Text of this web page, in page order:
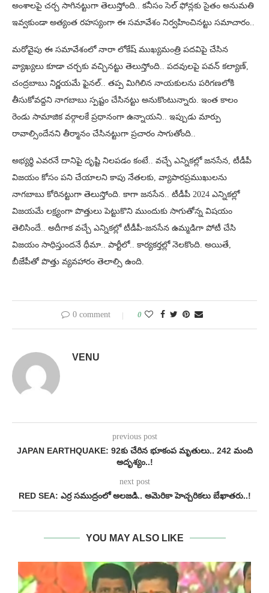
అంశాలపై చర్చ సాగినట్టుగా తెలుస్తోంది.. కనీసం సెల్ ఫోన్లకు సైతం అనుమతి
ఇవ్వకుండా అత్యంత రహస్యంగా ఈ సమావేశం నిర్వహించినట్టు సమాచారం..
మరోవైపు ఈ సమావేశంలో నారా లోకేష్ ముఖ్యమంత్రి పదవిపై చేసిన
వ్యాఖ్యలు కూడా చర్చకు వచ్చినట్టు తెలుస్తోంది.. పదవులపై పవన్ కల్యాణ్‌,
చంద్రబాబు నిర్ణయమే ఫైనల్.. తప్ప మిగిలిన నాయకులను పరిగణలోకి
తీసుకోవద్దని నాగబాబు స్పష్టం చేసినట్టు అనుకొంటున్నారు. ఇంత కాలం
రెండు సామాజిక వర్గాలకే ప్రధానంగా ఉన్నాయని.. ఇప్పుడు మార్పు
రావాల్సిందేనని తీర్మానం చేసినట్టుగా ప్రచారం సాగుతోంది..
అభ్యర్థి ఎవరనే దానిపై దృష్టి నిలపడం కంటే.. వచ్చే ఎన్నికల్లో జనసేన, టీడీపీ
విజయం కోసం పని చేయాలని కాపు నేతలకు, వ్యాపారప్రముఖులను
నాగబాబు కోరినట్టుగా తెలుస్తోంది. కాగా జనసేన.. టీడీపీ 2024 ఎన్నికల్లో
విజయమే లక్ష్యంగా పొత్తులు పెట్టుకొని ముందుకు సాగుతోన్న విషయం
తెలిసిందే.. అదీగాక వచ్చే ఎన్నికల్లో టీడీపీ-జనసేన ఉమ్మడిగా పోటీ చేసి
విజయం సాధిస్తుందనే ధీమా.. పార్టీలో.. కార్యకర్తల్లో నెలకొంది. అయితే,
బీజేపీతో పొత్తు వ్యవహారం తెలాల్సి ఉంది.
0 comment 0
VENU
previous post
JAPAN EARTHQUAKE: 92కు చేరిన భూకంప మృతులు.. 242 మంది
అదృశ్యం..!
next post
RED SEA: ఎర్ర సముద్రంలో అలజడి.. అమెరికా హెచ్చరికలు బేఖాతరు..!
YOU MAY ALSO LIKE